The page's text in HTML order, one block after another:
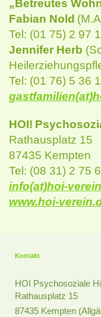
„Betreutes
Fabian Nold
Tel: (01 75) 2 97
Jennifer Herb
Tel: (01 76) 5 36
HOI!
Rathausplatz 15
87435 Kempten
Tel: (08 31) 2 75
info(at)hoi-
www.hoi-
Kontakt
HOI Psychosoziale
Rathausplatz 15
87435 Kempten